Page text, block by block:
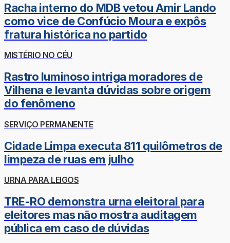
Racha interno do MDB vetou Amir Lando
como vice de Confúcio Moura e expôs
fratura histórica no partido
MISTÉRIO NO CÉU
Rastro luminoso intriga moradores de
Vilhena e levanta dúvidas sobre origem
do fenômeno
SERVIÇO PERMANENTE
Cidade Limpa executa 811 quilômetros de
limpeza de ruas em julho
URNA PARA LEIGOS
TRE-RO demonstra urna eleitoral para
eleitores mas não mostra auditagem
pública em caso de dúvidas